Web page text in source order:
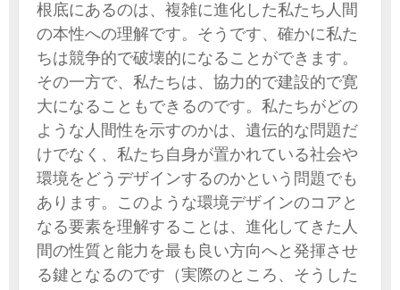
根底にあるのは、複雑に進化した私たち人間
の本性への理解です。そうです、確かに私た
ちは競争的で破壊的になることができます。
その一方で、私たちは、協力的で建設的で寛
大になることもできるのです。私たちがどの
ような人間性を示すのかは、遺伝的な問題だ
けでなく、私たち自身が置かれている社会や
環境をどうデザインするのかという問題でも
あります。このような環境デザインのコアと
なる要素を理解することは、進化してきた人
間の性質と能力を最も良い方向へと発揮させ
る鍵となるのです（実際のところ、そうした